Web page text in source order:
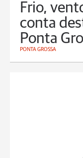
Frio,
conta
Ponta
PONTA GROSSA